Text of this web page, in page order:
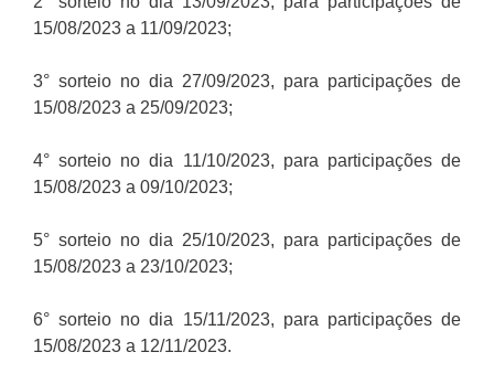
15/08/2023 a 11/09/2023;
3° sorteio no dia 27/09/2023, para participações de
15/08/2023 a 25/09/2023;
4° sorteio no dia 11/10/2023, para participações de
15/08/2023 a 09/10/2023;
5° sorteio no dia 25/10/2023, para participações de
15/08/2023 a 23/10/2023;
6° sorteio no dia 15/11/2023, para participações de
15/08/2023 a 12/11/2023.